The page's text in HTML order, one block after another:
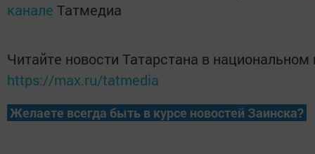
канале Татмедиа
Читайте новости Татарстана в
https://max.ru/tatmedia
Желаете всегда быть в курсе новостей Заинска?